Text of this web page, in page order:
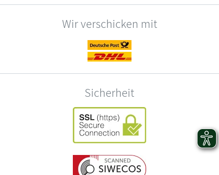
Wir verschicken mit
Sicherheit